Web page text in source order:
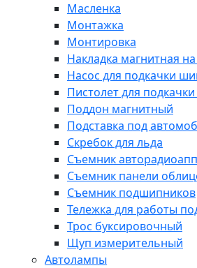
Масленка
Монтажка
Монтировка
Накладка магнитная
Насос для подкачки
Пистолет для
Поддон магнитный
Подставка под
Скребок для льда
Съемник
Съемник панели
Съемник подшипников
Тележка для работы
Трос буксировочный
Щуп измерительный
Автолампы